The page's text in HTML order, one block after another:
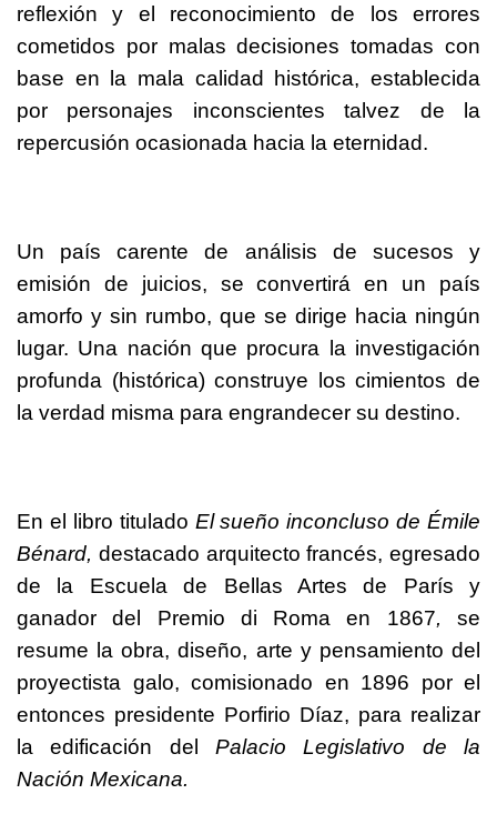
reflexión y el reconocimiento de los errores
cometidos por malas decisiones tomadas con
base en la mala calidad histórica, establecida
por personajes inconscientes talvez de la
repercusión ocasionada hacia la eternidad.
Un país carente de análisis de sucesos y
emisión de juicios, se convertirá en un país
amorfo y sin rumbo, que se dirige hacia ningún
lugar. Una nación que procura la investigación
profunda (histórica) construye los cimientos de
la verdad misma para engrandecer su destino.
En el libro titulado El sueño inconcluso de Émile
Bénard, destacado arquitecto francés, egresado
de la Escuela de Bellas Artes de París y
ganador del Premio di Roma en 1867, se
resume la obra, diseño, arte y pensamiento del
proyectista galo, comisionado en 1896 por el
entonces presidente Porfirio Díaz, para realizar
la edificación del Palacio Legislativo de la
Nación Mexicana.